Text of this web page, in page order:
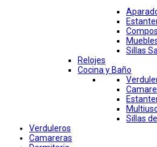
Sillas
Relojes
Cocina y Baño
Sillas
Verduleros
Camareras